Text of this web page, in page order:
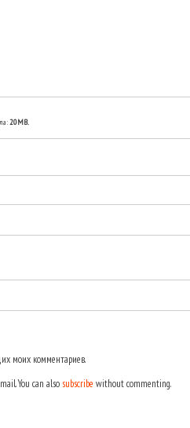
20MB.
моих комментариев.
You can also subscribe without commenting.